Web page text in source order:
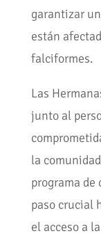
garantizar
están
falciformes.
Las
junto al
la
programa
paso crucial
el acceso a